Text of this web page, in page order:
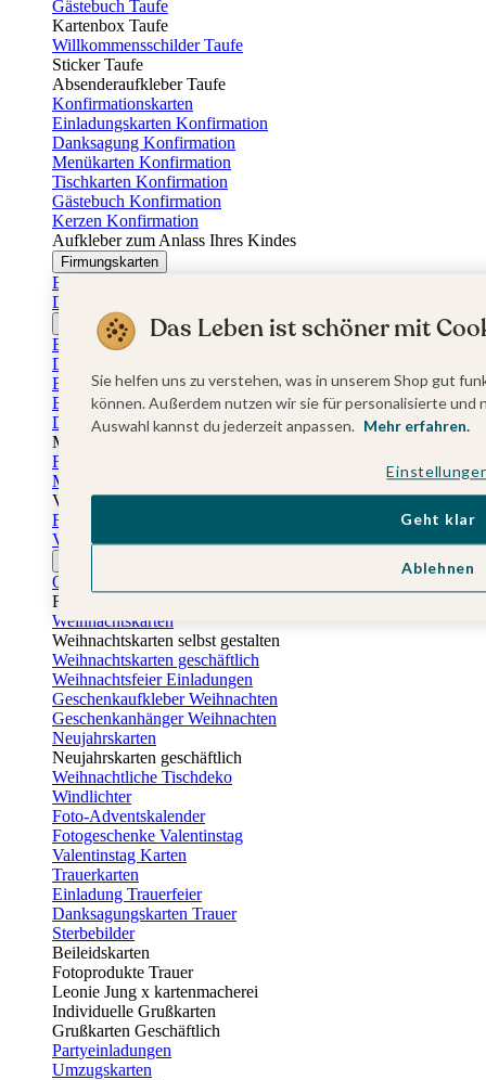
Gästebuch Taufe
Kartenbox Taufe
Willkommensschilder Taufe
Sticker Taufe
Absenderaufkleber Taufe
Konfirmationskarten
Einladungskarten Konfirmation
Danksagung Konfirmation
Menükarten Konfirmation
Tischkarten Konfirmation
Gästebuch Konfirmation
Kerzen Konfirmation
Aufkleber zum Anlass Ihres Kindes
Firmungskarten
Einladungskarten Firmung
Dankeskarten Firmung
Jugendweihekarten
Einladungskarten Jugendweihe
Dankeskarten Jugendweihe
Einschulungskarten
Einladungskarten Einschulung
Danksagung Einschulung
Muttertag
Fotogeschenke Muttertag
Muttertagskarten
Vatertag
Fotogeschenke Vatertag
Vatertagskarten
Osterkarten
Fotogeschenke zu Ostern
Weihnachtskarten
Weihnachtskarten selbst gestalten
Weihnachtskarten geschäftlich
Weihnachtsfeier Einladungen
Geschenkaufkleber Weihnachten
Geschenkanhänger Weihnachten
Neujahrskarten
Neujahrskarten geschäftlich
Weihnachtliche Tischdeko
Windlichter
Foto-Adventskalender
Fotogeschenke Valentinstag
Valentinstag Karten
Trauerkarten
Einladung Trauerfeier
Danksagungskarten Trauer
Sterbebilder
Beileidskarten
Fotoprodukte Trauer
Leonie Jung x kartenmacherei
Individuelle Grußkarten
Grußkarten Geschäftlich
Partyeinladungen
Umzugskarten
Das Leben ist schöner mit
Sie helfen uns zu verstehen, was in unserem Shop gut
können. Außerdem nutzen wir sie für personalisierte
Auswahl kannst du jederzeit anpassen. Mehr erfahren.
Ablehnen
Geht klar